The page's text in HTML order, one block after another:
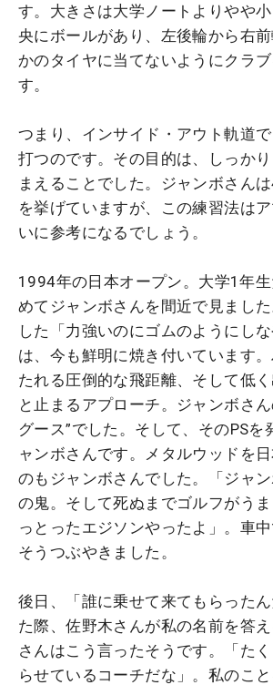
す。大きさは大学ノートよりやや
央にボールがあり、左後輪から右
かのタイヤに当てないようにクラ
す。
つまり、インサイド・アウト軌道
打つのです。その目的は、しっか
まえることでした。ジャンボさん
を挙げていますが、この練習法は
いに参考になるでしょう。
1994年の日本オープン。大学1年
めてジャンボさんを間近で見まし
した「力強いのにゴムのようにし
は、今も鮮明に焼き付いています
たれる圧倒的な飛距離、そして低
と止まるアプローチ。ジャンボさ
グース”でした。そして、そのPSを
ャンボさんです。メタルウッドを
のもジャンボさんでした。「ジャ
の鬼。そして死ぬまでゴルフがう
っとったエジソンやったよ」。車
そうつぶやきました。
後日、「誰に乗せて来てもらった
た際、佐野木さんが私の名前を答
さんはこう言ったそうです。「た
らせているコーチだな」。私のこ